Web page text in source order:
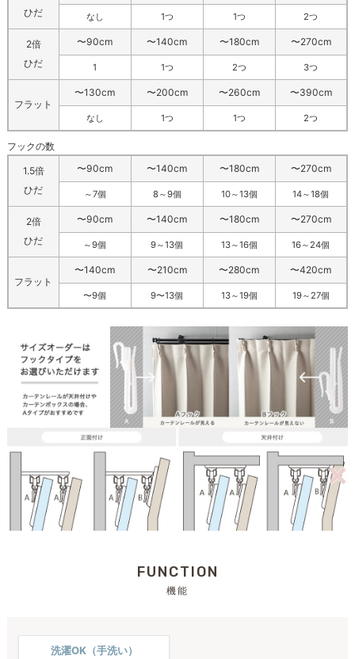
ひだ
なし 1つ 1つ 2つ
2倍
ひだ
〜90cm 〜140cm 〜180cm 〜270cm
1 1つ 2つ 3つ
フラット
〜130cm 〜200cm 〜260cm 〜390cm
なし 1つ 1つ 2つ
フックの数
1.5倍
ひだ
〜90cm 〜140cm 〜180cm 〜270cm
～7個 8～9個 10～13個 14～18個
2倍
ひだ
〜90cm 〜140cm 〜180cm 〜270cm
～9個 9～13個 13～16個 16～24個
フラット
〜140cm 〜210cm 〜280cm 〜420cm
〜9個 9〜13個 13～19個 19～27個
FUNCTION
機能
洗濯OK（手洗い）